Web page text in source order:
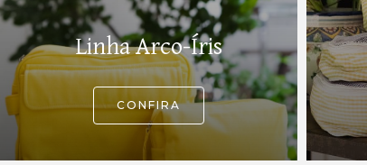
Linha Arco-Íris
CONFIRA